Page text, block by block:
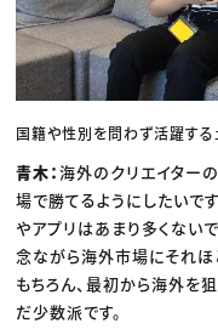
国籍や性別を問わず活躍す
青木：海外のクリエイター
場で勝てるようにしたいで
やアプリはあまり多くない
念ながら海外市場にそれほ
もちろん、最初から海外を
だ少数派です。